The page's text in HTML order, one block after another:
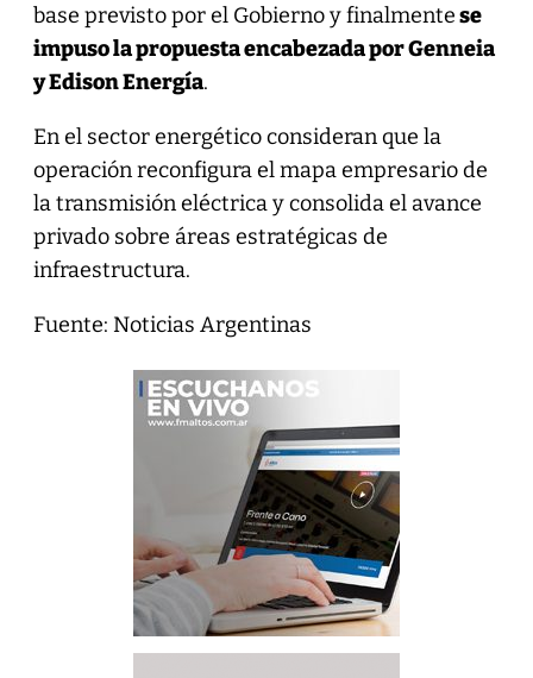
base previsto por el Gobierno y finalmentese
impuso la propuesta encabezada por Genneia
y Edison Energía.
En el sector energético consideran que la
operación reconfigura el mapa empresario de
la transmisión eléctrica y consolida el avance
privado sobre áreas estratégicas de
infraestructura.
Fuente: Noticias Argentinas